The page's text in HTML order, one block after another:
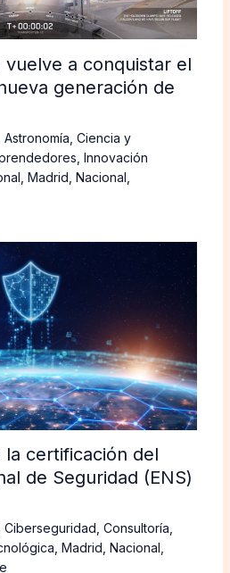
vuelve a conquistar el
generación de
Astronomía Ciencia y
Innovación
Madrid Nacional
la certificación del
de Seguridad (ENS)
Ciberseguridad Consultoría
Madrid Nacional